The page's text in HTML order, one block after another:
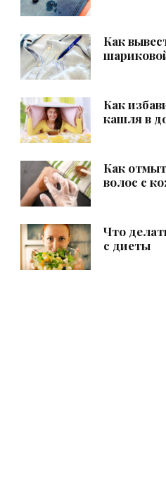
Как
Как
кашля в
Как
волос с
Что
с диеты